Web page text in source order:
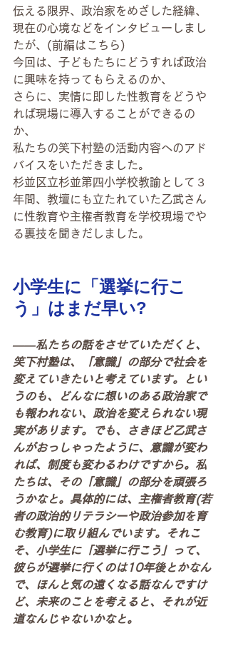
伝える限界、政治家をめざした経緯、
現在の心境などをインタビューしまし
たが、(前編はこちら)
今回は、子どもたちにどうすれば政治
に興味を持ってもらえるのか、
さらに、実情に即した性教育をどうや
れば現場に導入することができるの
か、
私たちの笑下村塾の活動内容へのアド
バイスをいただきました。
杉並区立杉並第四小学校教諭として３
年間、教壇にも立たれていた乙武さん
に性教育や主権者教育を学校現場でや
る裏技を聞きだしました。
小学生に「選挙に行こ
う」はまだ早い?
――私たちの話をさせていただくと、
笑下村塾は、「意識」の部分で社会を
変えていきたいと考えています。とい
うのも、どんなに想いのある政治家で
も報われない、政治を変えられない現
実があります。でも、さきほど乙武さ
んがおっしゃったように、意識が変わ
れば、制度も変わるわけですから。私
たちは、その「意識」の部分を頑張ろ
うかなと。具体的には、主権者教育(若
者の政治的リテラシーや政治参加を育
む教育)に取り組んでいます。それこ
そ、小学生に「選挙に行こう」って、
彼らが選挙に行くのは10年後とかなん
で、ほんと気の遠くなる話なんですけ
ど、未来のことを考えると、それが近
道なんじゃないかなと。